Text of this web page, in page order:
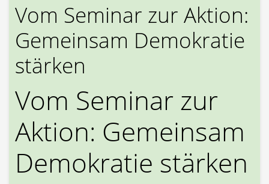
Vom Seminar zur Aktion:
Gemeinsam Demokratie
stärken
Vom Seminar zur
Aktion: Gemeinsam
Demokratie stärken